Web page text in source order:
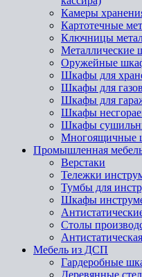
Камеры
Картотечные
Ключницы
Металлические
Оружейные
Шкафы для
Шкафы для
Шкафы для
Шкафы
Шкафы
Многоящичные
Промышленная
Верстаки
Тележки
Тумбы для
Шкафы
Столы
Мебель из ДСП
Гардеробные
Деревянные